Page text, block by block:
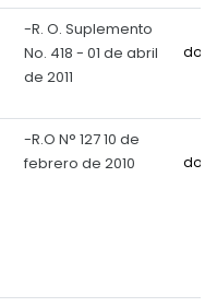
-R. O. Suplemento
No. 418 - 01 de abril
de 2011
-R.O N° 127 10 de
febrero de 2010